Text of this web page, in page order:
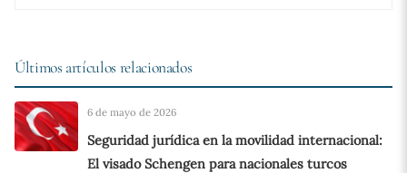
Últimos artículos relacionados
6 de mayo de 2026
Seguridad jurídica en la movilidad internacional:
El visado Schengen para nacionales turcos